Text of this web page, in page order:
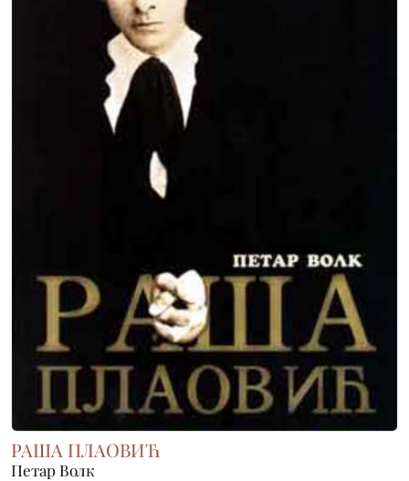
РАША ПЛАОВИЋ
Петар Волк